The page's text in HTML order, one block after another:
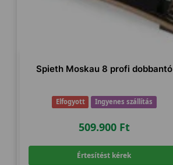
Spieth Moskau 8 profi dobbantó
Elfogyott Ingyenes szállítás
509.900 Ft
Értesítést kérek